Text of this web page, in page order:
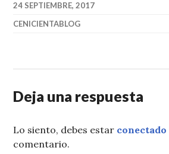
24 SEPTIEMBRE, 2017
CENICIENTABLOG
Deja una respuesta
Lo siento, debes estar conectado
comentario.